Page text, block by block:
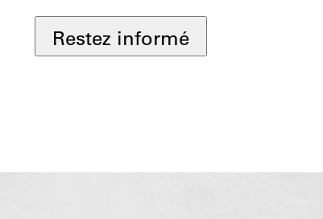
Restez informé